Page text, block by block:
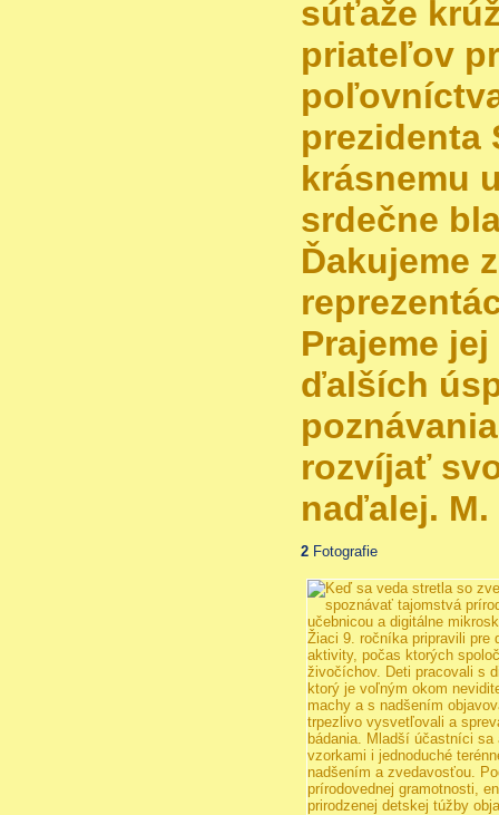
súťaže
priateľov
prezidenta
krásnemu
srdečne
Ďakujeme
Prajeme
ďalších
rozvíjať
naďalej. M.
2 Fotografie